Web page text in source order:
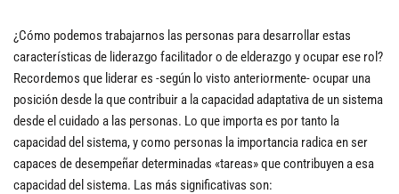
¿Cómo podemos trabajarnos las personas para desarrollar estas
características de liderazgo facilitador o de elderazgo y ocupar ese rol?
Recordemos que liderar es -según lo visto anteriormente- ocupar una
posición desde la que contribuir a la capacidad adaptativa de un sistema
desde el cuidado a las personas. Lo que importa es por tanto la
capacidad del sistema, y como personas la importancia radica en ser
capaces de desempeñar determinadas «tareas» que contribuyen a esa
capacidad del sistema. Las más significativas son: